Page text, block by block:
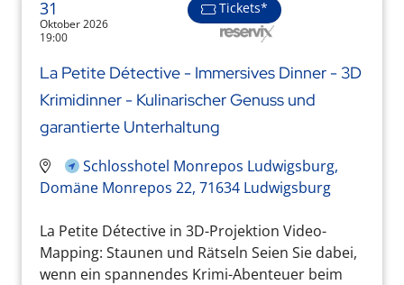
31
Oktober 2026
19:00
Tickets*
La Petite Détective - Immersives Dinner - 3D
Krimidinner - Kulinarischer Genuss und
garantierte Unterhaltung
Schlosshotel Monrepos Ludwigsburg,
Domäne Monrepos 22, 71634 Ludwigsburg
La Petite Détective in 3D-Projektion Video-
Mapping: Staunen und Rätseln Seien Sie dabei,
wenn ein spannendes Krimi-Abenteuer beim